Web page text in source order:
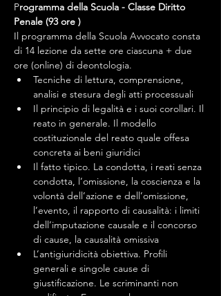
Programma della Scuola - Classe Diritto
Penale (93 ore )
Il programma della Scuola Avvocato consta
di 14 lezione da sette ore ciascuna + due
ore (online) di deontologia.
Tecniche di lettura, comprensione,
analisi e stesura degli atti processuali
Il principio di legalità e i suoi corollari. Il
reato in generale. Il modello
costituzionale del reato quale offesa
concreta ai beni giuridici
Il fatto tipico. La condotta, i reati senza
condotta, l’omissione, la coscienza e la
volontà dell’azione e dell’omissione,
l’evento, il rapporto di causalità: i limiti
dell’imputazione causale e il concorso
di cause, la causalità omissiva
L’antigiuridicità obiettiva. Profili
generali e singole cause di
giustificazione. Le scriminanti non